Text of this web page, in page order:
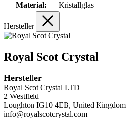
Material:
Kristallglas
Hersteller
Royal Scot Crystal
Hersteller
Royal Scot Crystal LTD
2 Westfield
Loughton IG10 4EB, United Kingdom
info@royalscotcrystal.com